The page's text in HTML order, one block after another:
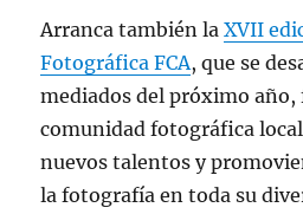
Arranca también laXVII
Fotográfica FCA, que se
mediados del próximo
comunidad fotográfica
nuevos talentos y
la fotografía en toda su